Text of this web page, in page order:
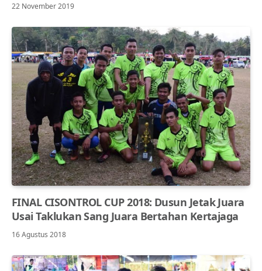
22 November 2019
FINAL CISONTROL CUP 2018: Dusun Jetak Juara
Usai Taklukan Sang Juara Bertahan Kertajaga
16 Agustus 2018